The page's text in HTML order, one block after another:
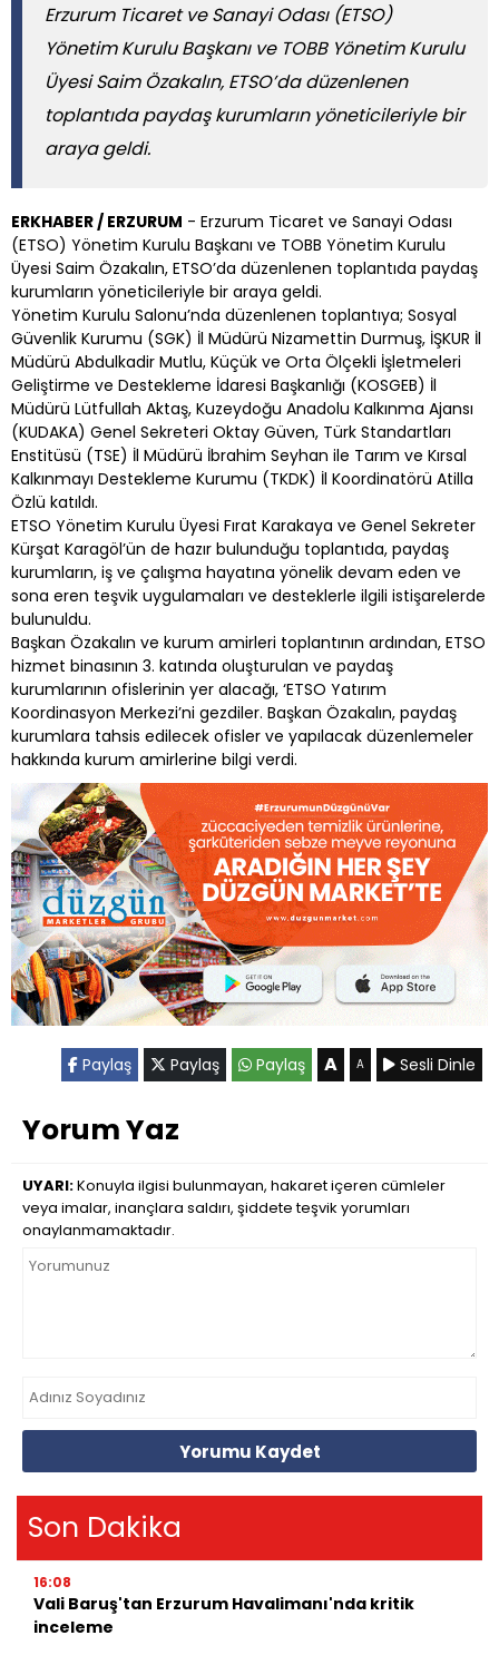
Erzurum Ticaret ve Sanayi Odası (ETSO)
Yönetim Kurulu Başkanı ve TOBB Yönetim Kurulu
Üyesi Saim Özakalın, ETSO’da düzenlenen
toplantıda paydaş kurumların yöneticileriyle bir
araya geldi.
ERKHABER / ERZURUM - Erzurum Ticaret ve Sanayi Odası
(ETSO) Yönetim Kurulu Başkanı ve TOBB Yönetim Kurulu
Üyesi Saim Özakalın, ETSO’da düzenlenen toplantıda paydaş
kurumların yöneticileriyle bir araya geldi.
Yönetim Kurulu Salonu’nda düzenlenen toplantıya; Sosyal
Güvenlik Kurumu (SGK) İl Müdürü Nizamettin Durmuş, İŞKUR İl
Müdürü Abdulkadir Mutlu, Küçük ve Orta Ölçekli İşletmeleri
Geliştirme ve Destekleme İdaresi Başkanlığı (KOSGEB) İl
Müdürü Lütfullah Aktaş, Kuzeydoğu Anadolu Kalkınma Ajansı
(KUDAKA) Genel Sekreteri Oktay Güven, Türk Standartları
Enstitüsü (TSE) İl Müdürü İbrahim Seyhan ile Tarım ve Kırsal
Kalkınmayı Destekleme Kurumu (TKDK) İl Koordinatörü Atilla
Özlü katıldı.
ETSO Yönetim Kurulu Üyesi Fırat Karakaya ve Genel Sekreter
Kürşat Karagöl’ün de hazır bulunduğu toplantıda, paydaş
kurumların, iş ve çalışma hayatına yönelik devam eden ve
sona eren teşvik uygulamaları ve desteklerle ilgili istişarelerde
bulunuldu.
Başkan Özakalın ve kurum amirleri toplantının ardından, ETSO
hizmet binasının 3. katında oluşturulan ve paydaş
kurumlarının ofislerinin yer alacağı, ‘ETSO Yatırım
Koordinasyon Merkezi’ni gezdiler. Başkan Özakalın, paydaş
kurumlara tahsis edilecek ofisler ve yapılacak düzenlemeler
hakkında kurum amirlerine bilgi verdi.
Paylaş Paylaş Paylaş A A Sesli Dinle
Yorum Yaz
UYARI:Konuyla ilgisi bulunmayan, hakaret içeren cümleler
veya imalar, inançlara saldırı, şiddete teşvik yorumları
onaylanmamaktadır.
Yorumu Kaydet
Son Dakika
16:08
Vali Baruş'tan Erzurum Havalimanı'nda kritik
inceleme